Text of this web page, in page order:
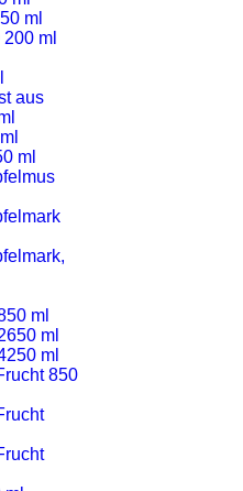
ml
ml
aus
ml
ml
ml
ml
850